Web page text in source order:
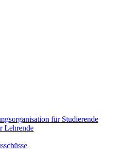
für Studierende
Lehrende